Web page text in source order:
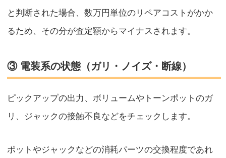
と判断された場合、数万円単位のリペアコストがかか
るため、その分が査定額からマイナスされます。
③ 電装系の状態（ガリ・ノイズ・断線）
ピックアップの出力、ボリュームやトーンポットのガ
リ、ジャックの接触不良などをチェックします。
ポットやジャックなどの消耗パーツの交換程度であれ